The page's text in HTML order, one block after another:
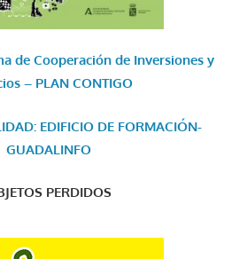
de Cooperación de Inversiones y
– PLAN CONTIGO
EDIFICIO DE FORMACIÓN-
GUADALINFO
PERDIDOS